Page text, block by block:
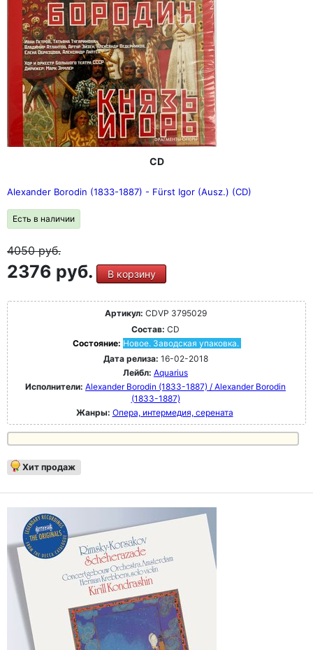
CD
Alexander Borodin (1833-1887) - Fürst Igor (Ausz.) (CD)
Есть в наличии
4050руб.
2376 руб. В корзину
Артикул: CDVP 3795029
Состав: CD
Состояние: Новое. Заводская упаковка.
Дата релиза: 16-02-2018
Лейбл: Aquarius
Исполнители: Alexander Borodin (1833-1887) / Alexander Borodin
(1833-1887)
Жанры: Опера, интермедия, серената
Хит продаж